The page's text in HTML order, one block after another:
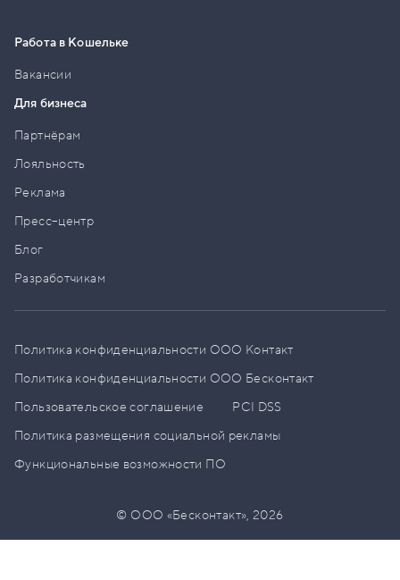
Работа в Кошельке
Вакансии
Для бизнеса
Партнёрам
Лояльность
Реклама
Пресс–центр
Блог
Разработчикам
Политика конфиденциальности ООО Контакт
Политика конфиденциальности ООО Бесконтакт
Пользовательское соглашение
PCI DSS
Политика размещения социальной рекламы
Функциональные возможности ПО
© ООО «Бесконтакт»,2026